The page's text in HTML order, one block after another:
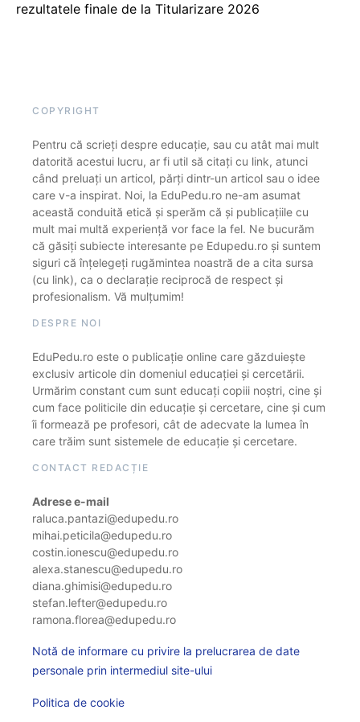
rezultatele finale de la Titularizare 2026
COPYRIGHT
Pentru că scrieți despre educație, sau cu atât mai mult
datorită acestui lucru, ar fi util să citați cu link, atunci
când preluați un articol, părți dintr-un articol sau o idee
care v-a inspirat. Noi, la EduPedu.ro ne-am asumat
această conduită etică și sperăm că și publicațiile cu
mult mai multă experiență vor face la fel. Ne bucurăm
că găsiți subiecte interesante pe Edupedu.ro și suntem
siguri că înțelegeți rugămintea noastră de a cita sursa
(cu link), ca o declarație reciprocă de respect și
profesionalism. Vă mulțumim!
DESPRE NOI
EduPedu.ro este o publicație online care găzduiește
exclusiv articole din domeniul educației și cercetării.
Urmărim constant cum sunt educați copiii noștri, cine și
cum face politicile din educație și cercetare, cine și cum
îi formează pe profesori, cât de adecvate la lumea în
care trăim sunt sistemele de educație și cercetare.
CONTACT REDACȚIE
Adrese e-mail
raluca.pantazi@edupedu.ro
mihai.peticila@edupedu.ro
costin.ionescu@edupedu.ro
alexa.stanescu@edupedu.ro
diana.ghimisi@edupedu.ro
stefan.lefter@edupedu.ro
ramona.florea@edupedu.ro
Notă de informare cu privire la prelucrarea de date
personale prin intermediul site-ului
Politica de cookie